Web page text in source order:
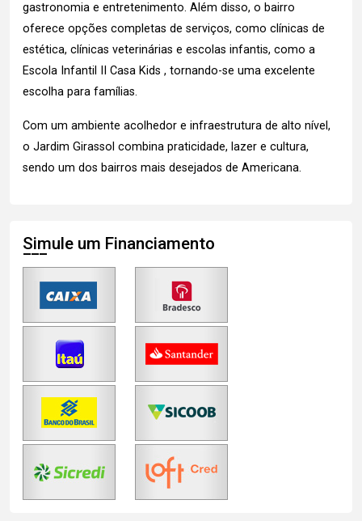
gastronomia e entretenimento. Além disso, o bairro
oferece opções completas de serviços, como clínicas de
estética, clínicas veterinárias e escolas infantis, como a
Escola Infantil II Casa Kids , tornando-se uma excelente
escolha para famílias.
Com um ambiente acolhedor e infraestrutura de alto nível,
o Jardim Girassol combina praticidade, lazer e cultura,
sendo um dos bairros mais desejados de Americana.
Simule um Financiamento